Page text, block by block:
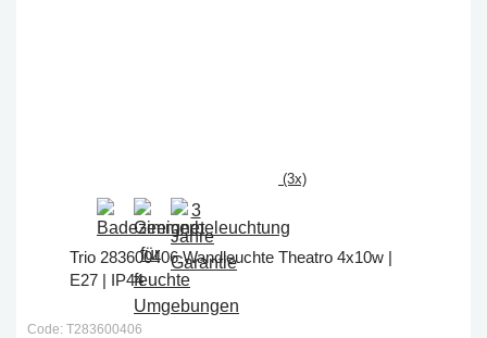
(3x)
Trio 283600406 Wandleuchte Theatro 4x10w |
E27 | IP44
Code: T283600406